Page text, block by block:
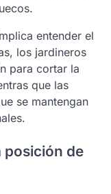
entender el
los jardineros
para cortar la
que las
se mantengan
posición de